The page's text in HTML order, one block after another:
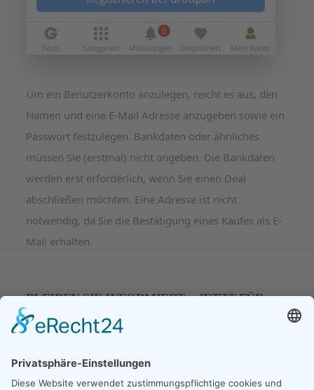
Um ein Benutzerkonto anzulegen, reicht es aus, den
Namen und eine E-Mail Adresse anzugeben sowie ein
Passwort festzulegen. Bankdaten oder ähnliches
müssen Sie (erstmal) nicht angeben. Die Bankdaten
werden erst erforderlich, wenn Sie einen Deal
abschließen möchten. Eine Adresse ist nicht
notwendig, da Sie die Bestätigung eines Kaufes als E-
Mail erhalten.
BLEIBEN SIE INFORMIERT – JETZT FÜR
UNSEREN NEWSLETER ANMELDEN
E-Mail*